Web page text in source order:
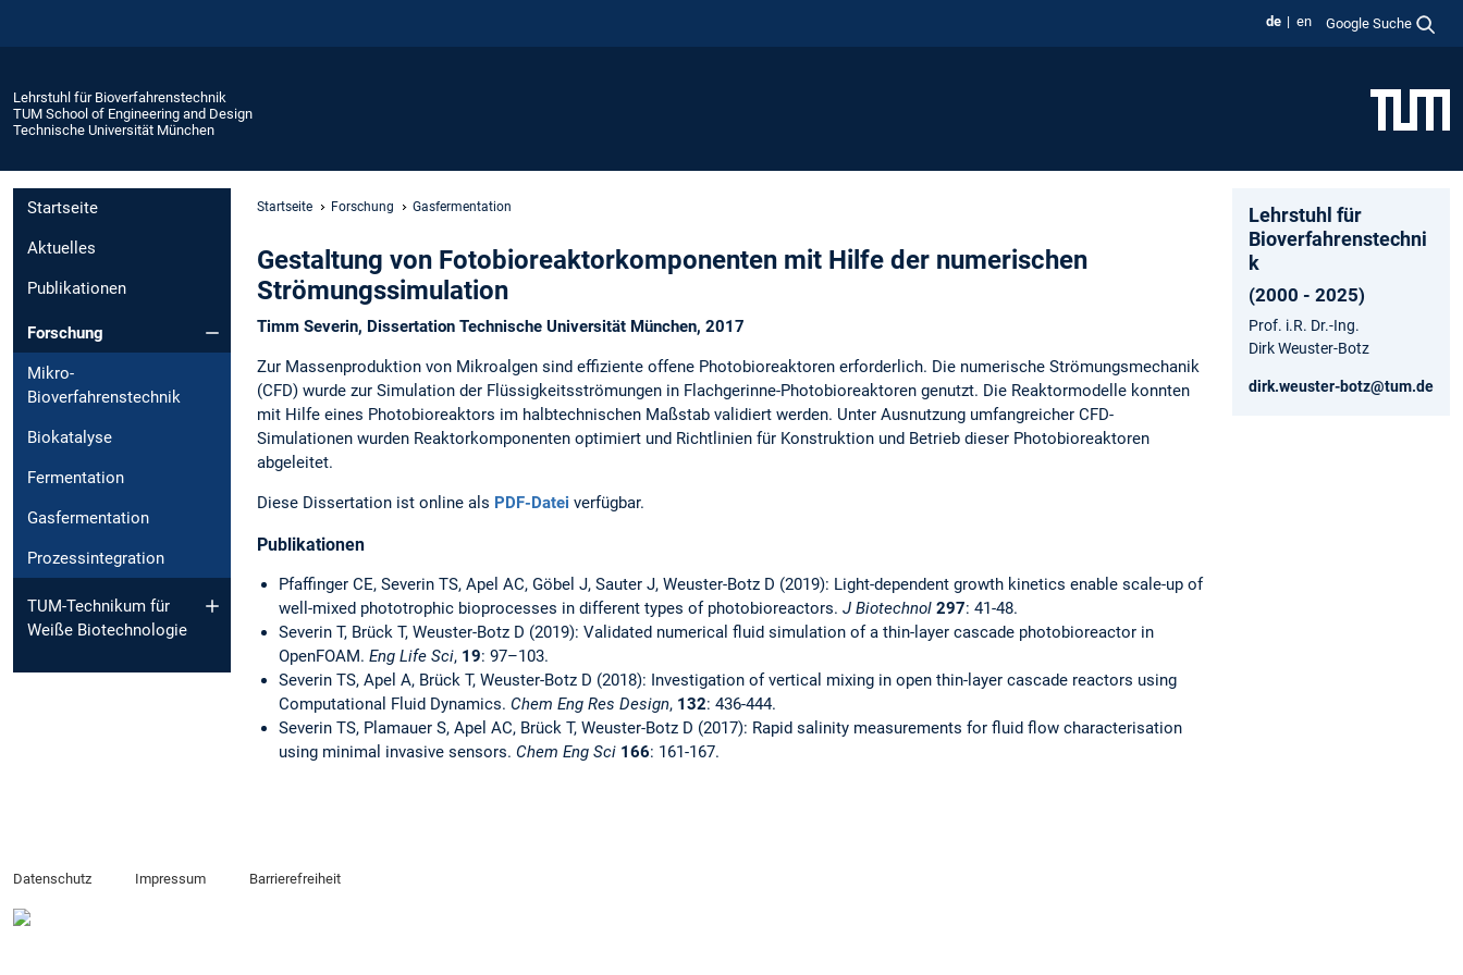
de en Google Suche
Lehrstuhl für Bioverfahrenstechnik
TUM School of Engineering and Design
Technische Universität München
Startseite
Aktuelles
Publikationen
Forschung
Mikro-
Bioverfahrenstechnik
Biokatalyse
Fermentation
Gasfermentation
Prozessintegration
TUM-Technikum für
Weiße Biotechnologie
Startseite Forschung Gasfermentation
Gestaltung von Fotobioreaktorkomponenten mit Hilfe der numerischen
Strömungssimulation
Timm Severin, Dissertation Technische Universität München, 2017
Zur Massenproduktion von Mikroalgen sind effiziente offene Photobioreaktoren erforderlich. Die numerische Strömungsmechanik
(CFD) wurde zur Simulation der Flüssigkeitsströmungen in Flachgerinne-Photobioreaktoren genutzt. Die Reaktormodelle konnten
mit Hilfe eines Photobioreaktors im halbtechnischen Maßstab validiert werden. Unter Ausnutzung umfangreicher CFD-
Simulationen wurden Reaktorkomponenten optimiert und Richtlinien für Konstruktion und Betrieb dieser Photobioreaktoren
abgeleitet.
Diese Dissertation ist online als PDF-Datei verfügbar.
Publikationen
Pfaffinger CE, Severin TS, Apel AC, Göbel J, Sauter J, Weuster-Botz D (2019): Light-dependent growth kinetics enable scale-up of
well-mixed phototrophic bioprocesses in different types of photobioreactors. J Biotechnol 297: 41-48.
Severin T, Brück T, Weuster-Botz D (2019): Validated numerical fluid simulation of a thin-layer cascade photobioreactor in
OpenFOAM. Eng Life Sci, 19: 97–103.
Severin TS, Apel A, Brück T, Weuster-Botz D (2018): Investigation of vertical mixing in open thin-layer cascade reactors using
Computational Fluid Dynamics. Chem Eng Res Design, 132: 436-444.
Severin TS, Plamauer S, Apel AC, Brück T, Weuster-Botz D (2017): Rapid salinity measurements for fluid flow characterisation
using minimal invasive sensors. Chem Eng Sci 166: 161-167.
Lehrstuhl für
Bioverfahrenstechni
k
(2000 - 2025)
Prof. i.R. Dr.-Ing.
Dirk Weuster-Botz
dirk.weuster-botz@tum.de
Datenschutz Impressum Barrierefreiheit